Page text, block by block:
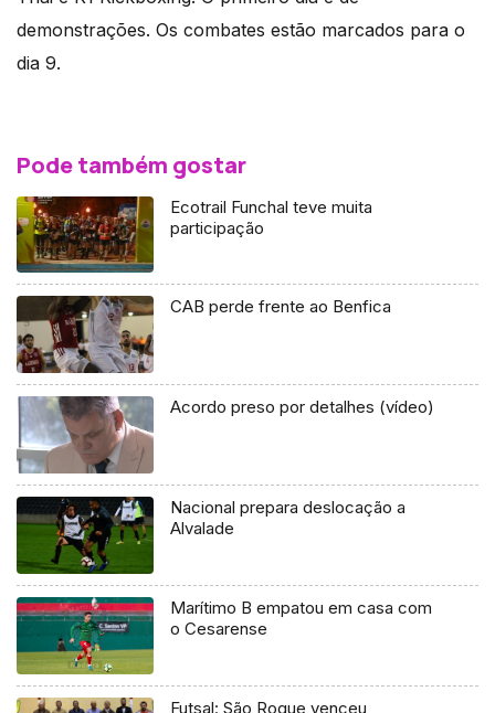
demonstrações. Os combates estão marcados para o
dia 9.
Pode também gostar
Ecotrail Funchal teve muita
participação
CAB perde frente ao Benfica
Acordo preso por detalhes (vídeo)
Nacional prepara deslocação a
Alvalade
Marítimo B empatou em casa com
o Cesarense
Futsal: São Roque venceu